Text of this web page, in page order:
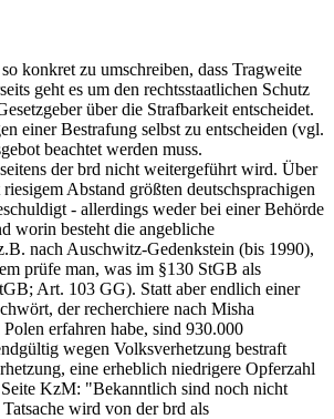
konkret zu umschreiben, dass Tragweite
geht es um den rechtsstaatlichen Schutz
über die Strafbarkeit entscheidet.
einer Bestrafung selbst zu entscheiden (vgl.
beachtet werden muss.
seitens der brd nicht weitergeführt wird. Über
Abstand größten deutschsprachigen
- allerdings weder bei einer Behörde
worin besteht die angebliche
nach Auschwitz-Gedenkstein (bis 1990),
prüfe man, was im §130 StGB als
Art. 103 GG). Statt aber endlich einer
der recherchiere nach Misha
erfahren habe, sind 930.000
wegen Volksverhetzung bestraft
eine erheblich niedrigere Opferzahl
KzM: "Bekanntlich sind noch nicht
wird von der brd als